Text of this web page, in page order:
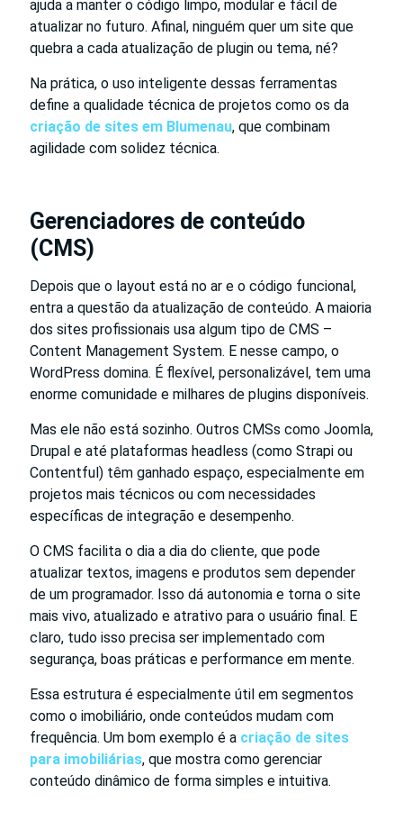
ajuda a manter o código limpo, modular e fácil de
atualizar no futuro. Afinal, ninguém quer um site que
quebra a cada atualização de plugin ou tema, né?
Na prática, o uso inteligente dessas ferramentas
define a qualidade técnica de projetos como os da
criação de sites em Blumenau, que combinam
agilidade com solidez técnica.
Gerenciadores de conteúdo
(CMS)
Depois que o layout está no ar e o código funcional,
entra a questão da atualização de conteúdo. A maioria
dos sites profissionais usa algum tipo de CMS –
Content Management System. E nesse campo, o
WordPress domina. É flexível, personalizável, tem uma
enorme comunidade e milhares de plugins disponíveis.
Mas ele não está sozinho. Outros CMSs como Joomla,
Drupal e até plataformas headless (como Strapi ou
Contentful) têm ganhado espaço, especialmente em
projetos mais técnicos ou com necessidades
específicas de integração e desempenho.
O CMS facilita o dia a dia do cliente, que pode
atualizar textos, imagens e produtos sem depender
de um programador. Isso dá autonomia e torna o site
mais vivo, atualizado e atrativo para o usuário final. E
claro, tudo isso precisa ser implementado com
segurança, boas práticas e performance em mente.
Essa estrutura é especialmente útil em segmentos
como o imobiliário, onde conteúdos mudam com
frequência. Um bom exemplo é a criação de sites
para imobiliárias, que mostra como gerenciar
conteúdo dinâmico de forma simples e intuitiva.